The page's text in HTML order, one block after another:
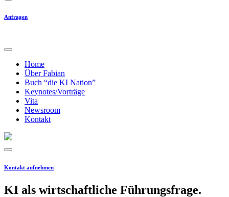
Anfragen
Home
Über Fabian
Buch “die KI Nation”
Keynotes/Vorträge
Vita
Newsroom
Kontakt
Kontakt aufnehmen
KI als wirtschaftliche Führungsfrage.